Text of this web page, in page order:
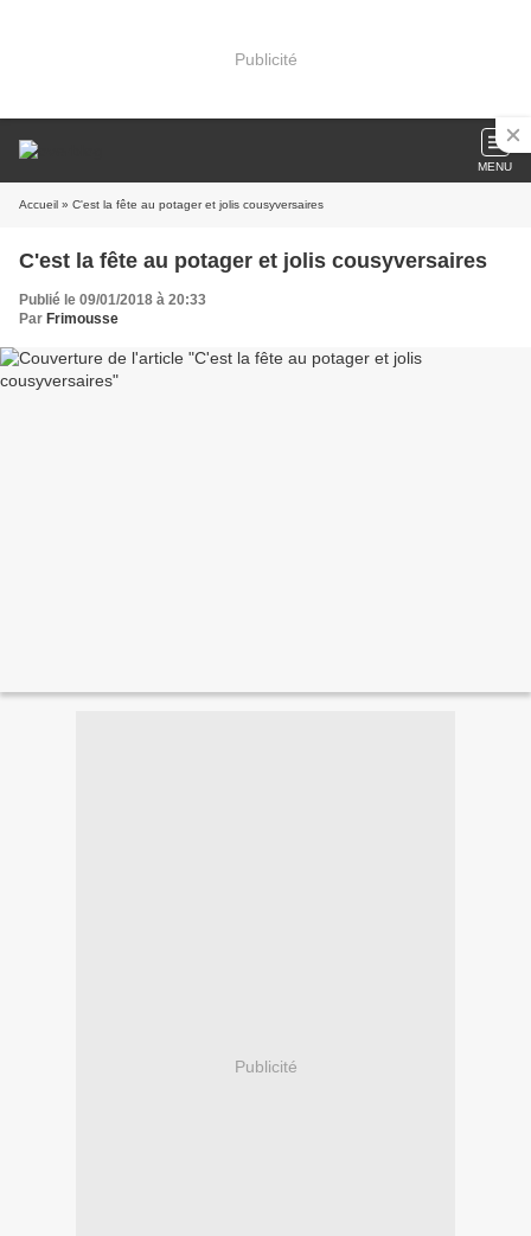
Publicité
MENU
Accueil » C'est la fête au potager et jolis cousyversaires
C'est la fête au potager et jolis cousyversaires
Publié le 09/01/2018 à 20:33
Par Frimousse
Publicité